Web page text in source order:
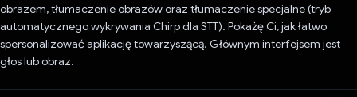
obrazem, tłumaczenie obrazów oraz tłumaczenie specjalne (tryb
automatycznego wykrywania Chirp dla STT). Pokażę Ci, jak łatwo
spersonalizować aplikację towarzyszącą. Głównym interfejsem jest
głos lub obraz.